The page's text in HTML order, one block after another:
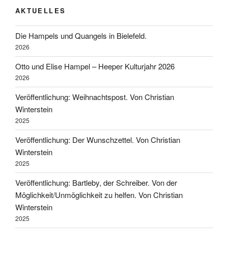
AKTUELLES
Die Hampels und Quangels in Bielefeld.
2026
Otto und Elise Hampel – Heeper Kulturjahr 2026
2026
Veröffentlichung: Weihnachtspost. Von Christian
Winterstein
2025
Veröffentlichung: Der Wunschzettel. Von Christian
Winterstein
2025
Veröffentlichung: Bartleby, der Schreiber. Von der
Möglichkeit/Unmöglichkeit zu helfen. Von Christian
Winterstein
2025